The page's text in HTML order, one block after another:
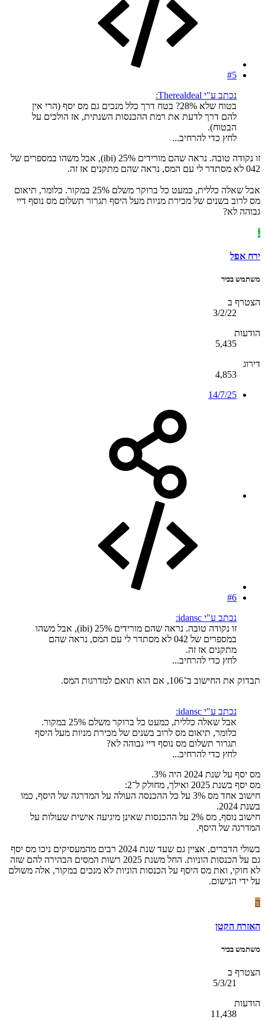
#5
נכתב ע"י Therealdeal:
בטוח שלא 28%? בטח דרך כלל מנכים גם מס יסף (הרי אין
להם דרך לדעת את רמת ההכנסות השנתית, אז הולכים על
הבטוח).
לחץ כדי להרחיב...
זו נקודה טובה. נראה שהם מורידים 25% (ibi), אבל משהו במספרים של
042 לא מסתדר לי עם המס, נראה שהם מתקנים אז זה.
אבל שאלה כללית, כמעט כל ברוקר משלם 25% במקור. כלומר, תיאום
מס לרוב בשנים של מכירת מניות מעל היסף תגרור תשלום מס נוסף דיי
גבוהה לא?
י
ירח אפל
משתמש בכיר
הצטרף ב
3/2/22
הודעות
5,435
דירוג
4,853
14/7/25
#6
נכתב ע"י idansc:
זו נקודה טובה. נראה שהם מורידים 25% (ibi), אבל משהו
במספרים של 042 לא מסתדר לי עם המס, נראה שהם
מתקנים אז זה.
לחץ כדי להרחיב...
תבדוק את החישוב ב־106, אם הוא תואם למדרגות המס.
נכתב ע"י idansc:
אבל שאלה כללית, כמעט כל ברוקר משלם 25% במקור.
כלומר, תיאום מס לרוב בשנים של מכירת מניות מעל היסף
תגרור תשלום מס נוסף דיי גבוהה לא?
לחץ כדי להרחיב...
מס יסף על שנת 2024 היה 3%.
מס יסף בשנת 2025 ואילך, מחולק ל־2:
חישוב אחד מס 3% על כל ההכנסה העולה על המדרגה של היסף, כמו
בשנת 2024.
חישוב נוסף, מס 2% על ההכנסות שאינן מיגיעה אישית שעולות על
המדרגה של היסף.
בשולי הדברים, אציין גם שעד שנת 2024 רבים מהמעסיקים ניכו מס יסף
גם על הכנסות הוניות. החל משנת 2025 רשות המסים הבהירה להם שזה
לא חוקי, ואת מס היסף על הכנסות הוניות לא מנכים במקור, אלה משולם
על ידי הנישום.
ה
האזרח הקטן
משתמש בכיר
הצטרף ב
5/3/21
הודעות
11,438